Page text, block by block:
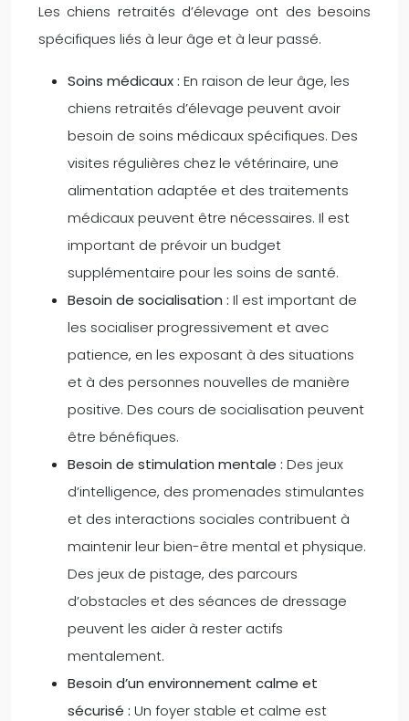
Les chiens retraités d’élevage ont des besoins
spécifiques liés à leur âge et à leur passé.
Soins médicaux : En raison de leur âge, les
chiens retraités d’élevage peuvent avoir
besoin de soins médicaux spécifiques. Des
visites régulières chez le vétérinaire, une
alimentation adaptée et des traitements
médicaux peuvent être nécessaires. Il est
important de prévoir un budget
supplémentaire pour les soins de santé.
Besoin de socialisation : Il est important de
les socialiser progressivement et avec
patience, en les exposant à des situations
et à des personnes nouvelles de manière
positive. Des cours de socialisation peuvent
être bénéfiques.
Besoin de stimulation mentale : Des jeux
d’intelligence, des promenades stimulantes
et des interactions sociales contribuent à
maintenir leur bien-être mental et physique.
Des jeux de pistage, des parcours
d’obstacles et des séances de dressage
peuvent les aider à rester actifs
mentalement.
Besoin d’un environnement calme et
sécurisé : Un foyer stable et calme est